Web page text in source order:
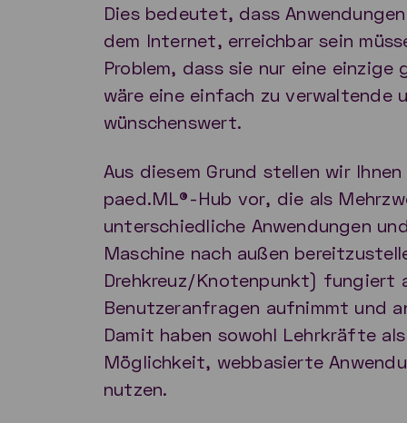
Dies bedeutet, dass
dem Internet, erreichbar sein
Problem, dass sie nur eine
wäre eine einfach zu
wünschenswert.
Aus diesem Grund stellen wir
paed.ML®-Hub vor, die als
unterschiedliche Anwendungen
Maschine nach außen
Drehkreuz/Knotenpunkt) fungiert
Benutzeranfragen aufnimmt und
Damit haben sowohl Lehrkräfte
Möglichkeit, webbasierte
nutzen.